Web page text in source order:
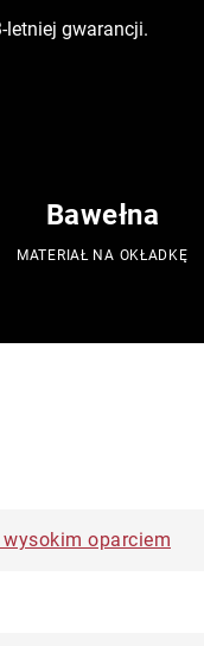
letniej gwarancji.
Bawełna
MATERIAŁ NA OKŁADKĘ
oparciem